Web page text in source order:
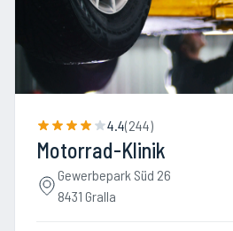
4.4(244)
Motorrad-Klinik
Gewerbepark Süd 26
8431 Gralla